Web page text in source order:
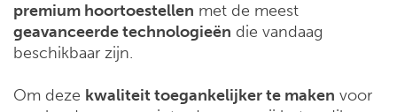
premium hoortoestellen met de meest
geavanceerde technologieën die vandaag
beschikbaar zijn.
Om deze kwaliteit toegankelijker te maken voor